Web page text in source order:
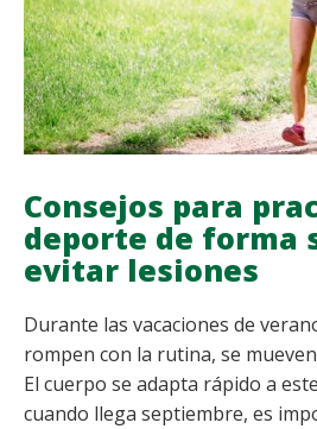
AÑOS
Consejos para
deporte de forma
evitar lesiones
Durante las vacaciones de
rompen con la rutina, se
El cuerpo se adapta rápido a
cuando llega septiembre, es